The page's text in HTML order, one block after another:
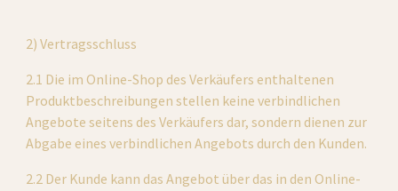
2) Vertragsschluss
2.1 Die im Online-Shop des Verkäufers enthaltenen
Produktbeschreibungen stellen keine verbindlichen
Angebote seitens des Verkäufers dar, sondern dienen zur
Abgabe eines verbindlichen Angebots durch den Kunden.
2.2 Der Kunde kann das Angebot über das in den Online-